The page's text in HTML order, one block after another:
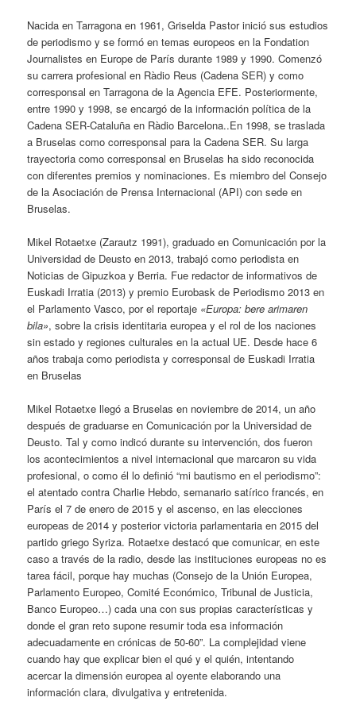
Nacida en Tarragona en 1961, Griselda Pastor inició sus estudios
de periodismo y se formó en temas europeos en la Fondation
Journalistes en Europe de París durante 1989 y 1990​. Comenzó
su carrera profesional en Ràdio Reus (Cadena SER) y como
corresponsal en Tarragona de la Agencia EFE. Posteriormente,
entre 1990 y 1998, se encargó de la información política de la
Cadena SER-Cataluña en Ràdio Barcelona..En 1998, se traslada
a Bruselas como corresponsal para la Cadena SER. Su larga
trayectoria como corresponsal en Bruselas ha sido reconocida
con diferentes premios y nominaciones. Es miembro del Consejo
de la Asociación de Prensa Internacional (API) con sede en
Bruselas.
Mikel Rotaetxe (Zarautz 1991), graduado en Comunicación por la
Universidad de Deusto en 2013, trabajó como periodista en
Noticias de Gipuzkoa y Berria. Fue redactor de informativos de
Euskadi Irratia (2013) y premio Eurobask de Periodismo 2013 en
el Parlamento Vasco, por el reportaje «Europa: bere arimaren
bila», sobre la crisis identitaria europea y el rol de los naciones
sin estado y regiones culturales en la actual UE. Desde hace 6
años trabaja como periodista y corresponsal de Euskadi Irratia
en Bruselas
Mikel Rotaetxe llegó a Bruselas en noviembre de 2014, un año
después de graduarse en Comunicación por la Universidad de
Deusto. Tal y como indicó durante su intervención, dos fueron
los acontecimientos a nivel internacional que marcaron su vida
profesional, o como él lo definió “mi bautismo en el periodismo”:
el atentado contra Charlie Hebdo, semanario satírico francés, en
París el 7 de enero de 2015 y el ascenso, en las elecciones
europeas de 2014 y posterior victoria parlamentaria en 2015 del
partido griego Syriza. Rotaetxe destacó que comunicar, en este
caso a través de la radio, desde las instituciones europeas no es
tarea fácil, porque hay muchas (Consejo de la Unión Europea,
Parlamento Europeo, Comité Económico, Tribunal de Justicia,
Banco Europeo…) cada una con sus propias características y
donde el gran reto supone resumir toda esa información
adecuadamente en crónicas de 50-60”. La complejidad viene
cuando hay que explicar bien el qué y el quién, intentando
acercar la dimensión europea al oyente elaborando una
información clara, divulgativa y entretenida.